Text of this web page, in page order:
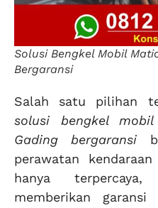
Solusi Bengkel Mobil
Bergaransi
Salah satu pilihan
solusi bengkel
Gading bergaransi
perawatan
hanya
memberikan